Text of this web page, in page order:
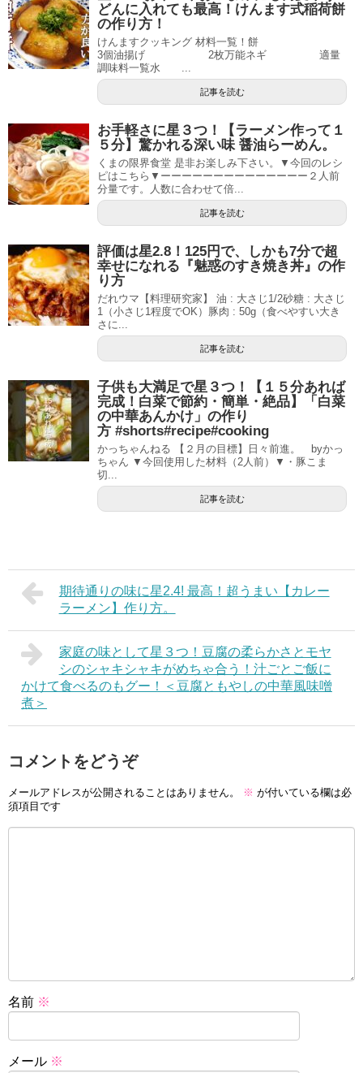
どんに入れても最高！けんます式稲荷餅
の作り方！
けんますクッキング 材料一覧！餅
3個油揚げ 2枚万能ネギ 適量
調味料一覧水 ...
記事を読む
お手軽さに星３つ！【ラーメン作って１
５分】驚かれる深い味 醤油らーめん。
くまの限界食堂 是非お楽しみ下さい。▼今回のレシ
ピはこちら▼ーーーーーーーーーーーーーー２人前
分量です。人数に合わせて倍...
記事を読む
評価は星2.8！125円で、しかも7分で超
幸せになれる『魅惑のすき焼き丼』の作
り方
だれウマ【料理研究家】 油 : 大さじ1/2砂糖 : 大さじ
1（小さじ1程度でOK）豚肉 : 50g（食べやすい大き
さに...
記事を読む
子供も大満足で星３つ！【１５分あれば
完成！白菜で節約・簡単・絶品】「白菜
の中華あんかけ」の作り
方 #shorts#recipe#cooking
かっちゃんねる 【２月の目標】日々前進。 byかっ
ちゃん ▼今回使用した材料（2人前）▼・豚こま
切...
記事を読む
期待通りの味に星2.4! 最高！超うまい【カレー
ラーメン】作り方。
家庭の味として星３つ！豆腐の柔らかさとモヤ
シのシャキシャキがめちゃ合う！汁ごとご飯に
かけて食べるのもグー！＜豆腐ともやしの中華風味噌
煮＞
コメントをどうぞ
メールアドレスが公開されることはありません。 ※ が付いている欄は必
須項目です
名前 ※
メール ※